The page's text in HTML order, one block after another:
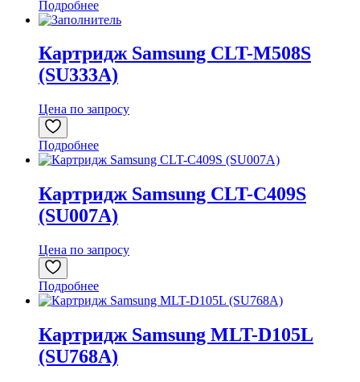
Подробнее
Картридж Samsung CLT-M508S
(SU333A)
Цена по запросу
Подробнее
Картридж Samsung CLT-C409S
(SU007A)
Цена по запросу
Подробнее
Картридж Samsung MLT-D105L
(SU768A)